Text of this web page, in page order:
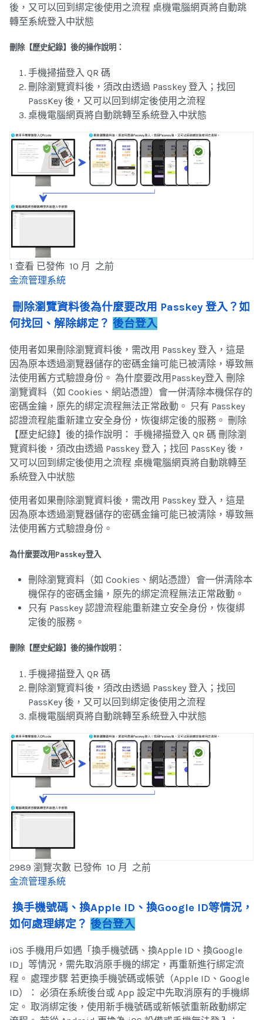
後，又可以回到綁定後使用之流程 桌機電腦網頁將自動跳
轉至系統登入中狀態
刪除【歷史紀錄】後的操作說明：
手機掃描登入 QR 碼
刪除瀏覽資料後，須改由透過 Passkey 登入；找回
PassKey 後，又可以回到綁定後使用之流程
桌機電腦網頁將自動跳轉至系統登入中狀態
1 查看 已發佈 10 月 之前
金流管理系統
刪除瀏覽資料後為什麼要改用 Passkey 登入？如
何找回、解除綁定？ 後台登入
使用者如果刪除瀏覽資料後，需改用 Passkey 登入，這是
因為原本透過瀏覽器儲存的密碼金鑰可能已被清除，導致無
法使用舊方式驗證身份。 為什麼要改用Passkey登入 刪除
瀏覽資料（如 Cookies、網站憑證）會一併清除本機保存的
密碼金鑰，原先的綁定流程無法正常啟動。 只有 Passkey
認證流程能重新建立安全身份，恢復綁定後的服務。 刪除
【歷史紀錄】後的操作說明： 手機掃描登入 QR 碼 刪除瀏
覽資料後，須改由透過 Passkey 登入；找回 PassKey 後，
又可以回到綁定後使用之流程 桌機電腦網頁將自動跳轉至
系統登入中狀態
使用者如果刪除瀏覽資料後，需改用 Passkey 登入，這是
因為原本透過瀏覽器儲存的密碼金鑰可能已被清除，導致無
法使用舊方式驗證身份。
為什麼要改用Passkey登入
刪除瀏覽資料（如 Cookies、網站憑證）會一併清除本
機保存的密碼金鑰，原先的綁定流程無法正常啟動。
只有 Passkey 認證流程能重新建立安全身份，恢復綁
定後的服務。
刪除【歷史紀錄】後的操作說明：
手機掃描登入 QR 碼
刪除瀏覽資料後，須改由透過 Passkey 登入；找回
PassKey 後，又可以回到綁定後使用之流程
桌機電腦網頁將自動跳轉至系統登入中狀態
2989 瀏覽次數 已發佈 10 月 之前
金流管理系統
換手機號碼、換Apple ID、換Google ID等情況，
如何處理綁定？ 後台登入
iOS 手機用戶如遇「換手機號碼、換Apple ID、換Google
ID」等情況，需先取消原手機的綁定，再重新進行綁定流
程。 處理步驟 若更換手機號碼或帳號（Apple ID、Google
ID）： 必須在系統後台或 App 設定中先取消原有的手機綁
定。 取消綁定後，使用新手機號碼或新帳號重新啟動綁定